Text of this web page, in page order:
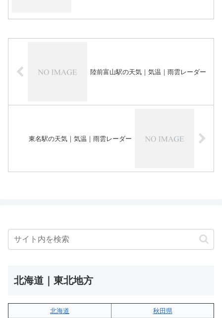
陸前富山駅の天気｜気温｜雨雲レーダー
東名駅の天気｜気温｜雨雲レーダー
北海道｜東北地方
北海道
秋田県